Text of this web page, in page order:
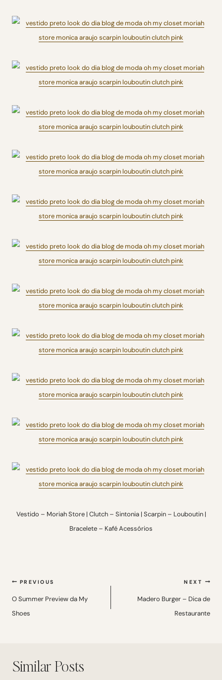
Vestido – Moriah Store | Clutch – Sintonia | Scarpin – Louboutin |
Bracelete – Kafé Acessórios
Navegação
de
Post
PREVIOUS
O Summer Preview da My
Shoes
NEXT
Madero Burger – Dica de
Restaurante
Similar Posts